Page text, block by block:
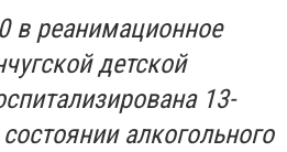
в реанимационное
детской
13-
алкогольного